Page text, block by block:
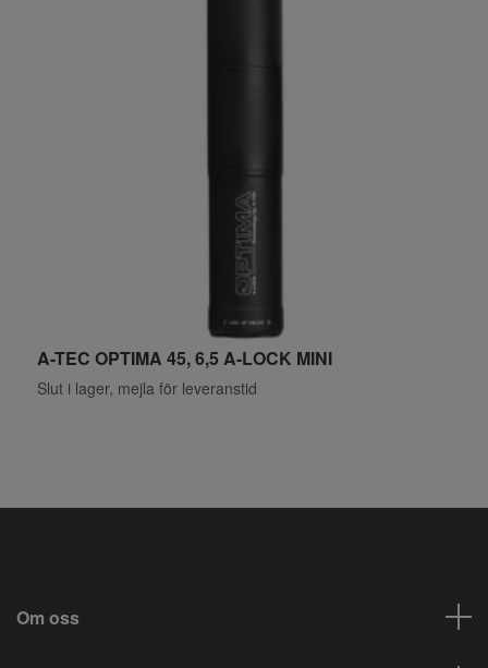
A-TEC OPTIMA 45, 6,5 A-LOCK MINI
Slut i lager, mejla för leveranstid
Om oss